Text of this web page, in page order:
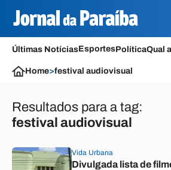
Últimas NotíciasEsportesPolíticaQual
Home>festival audiovisual
Resultados para a tag:
festival audiovisual
Vida Urbana
Divulgada lista de